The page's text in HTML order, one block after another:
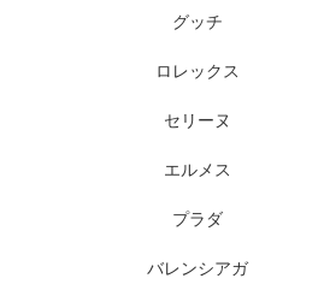
グッチ
ロレックス
セリーヌ
エルメス
プラダ
バレンシアガ